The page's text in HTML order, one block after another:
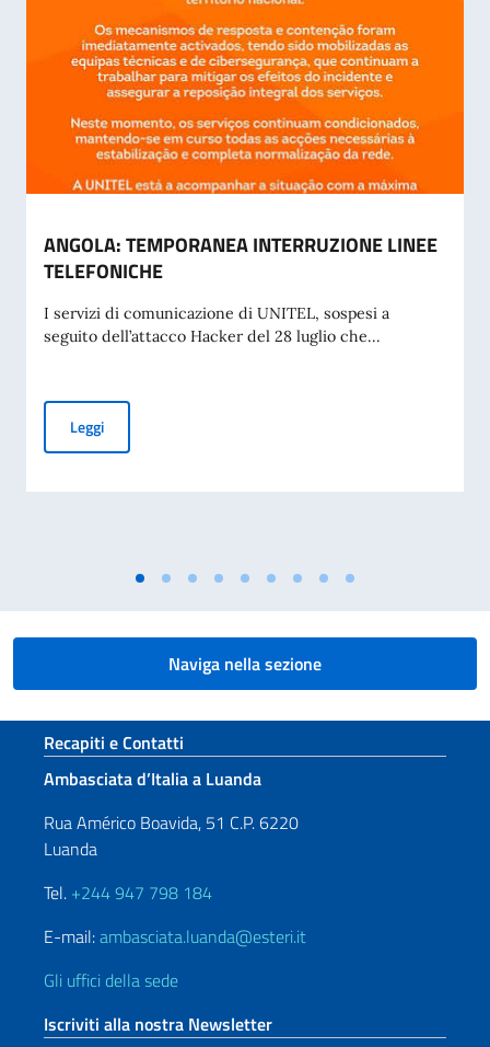
ANGOLA: TEMPORANEA INTERRUZIONE LINEE
TELEFONICHE
I servizi di comunicazione di UNITEL, sospesi a
seguito dell’attacco Hacker del 28 luglio che...
LeggiANGOLA: TEMPORANEA INTERRUZIONE LINEE
Naviga nella sezione
Sezione footer
Recapiti e Contatti
Ambasciata d’Italia a Luanda
Rua Américo Boavida, 51 C.P. 6220
Luanda
Tel. +244 947 798 184
E-mail:ambasciata.luanda@esteri.it
Gli uffici della sede
Iscriviti alla nostra Newsletter